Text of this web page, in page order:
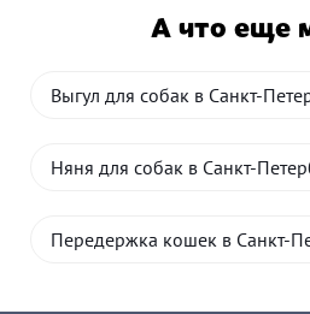
А что еще
Выгул для собак в Санкт-
Няня для собак в Санкт-
Передержка кошек в Санкт-